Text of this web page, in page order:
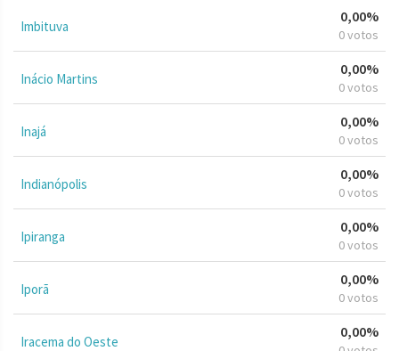
Imbituva
0,00%
0 votos
Inácio Martins
0,00%
0 votos
Inajá
0,00%
0 votos
Indianópolis
0,00%
0 votos
Ipiranga
0,00%
0 votos
Iporã
0,00%
0 votos
Iracema do Oeste
0,00%